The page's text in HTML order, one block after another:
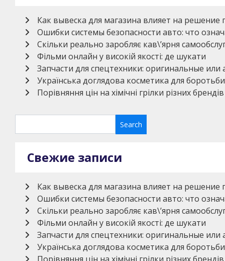
Как вывеска для магазина влияет на решение
Ошибки системы безопасности авто: что
Скільки реально заробляє кав\’ярня
Фільми онлайн у високій якості: де шукати
Запчасти для спецтехники: оригинальные
Українська доглядова косметика для
Порівняння цін на хімічні грілки різних брендів
Свежие записи
Как вывеска для магазина влияет на решение
Ошибки системы безопасности авто: что
Скільки реально заробляє кав\’ярня
Фільми онлайн у високій якості: де шукати
Запчасти для спецтехники: оригинальные
Українська доглядова косметика для